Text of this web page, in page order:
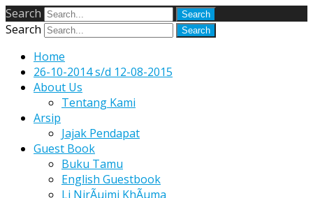
Search
Search
Home
26-10-2014 s/d 12-08-2015
About Us
Tentang Kami
Arsip
Jajak Pendapat
Guest Book
Buku Tamu
English Guestbook
Li NirÃµimi KhÃµma